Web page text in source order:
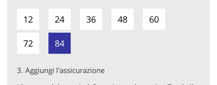
12 24 36 48 60
72 84
3. Aggiungi l'assicurazione